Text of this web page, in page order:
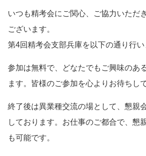
いつも精考会にご関心、ご協力いただ
ございます。
第4回精考会支部兵庫を以下の通り行い
参加は無料で、どなたでもご興味のあ
ます。皆様のご参加を心よりお待ちし
終了後は異業種交流の場として、懇親
しております。お仕事のご都合で、懇
も可能です。